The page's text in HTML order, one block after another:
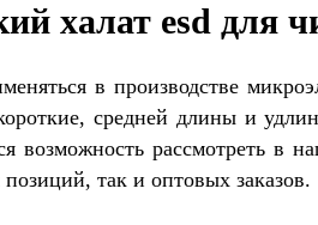
халат esd для
в производстве
средней длины и
рассмотреть в
так и оптовых заказов.